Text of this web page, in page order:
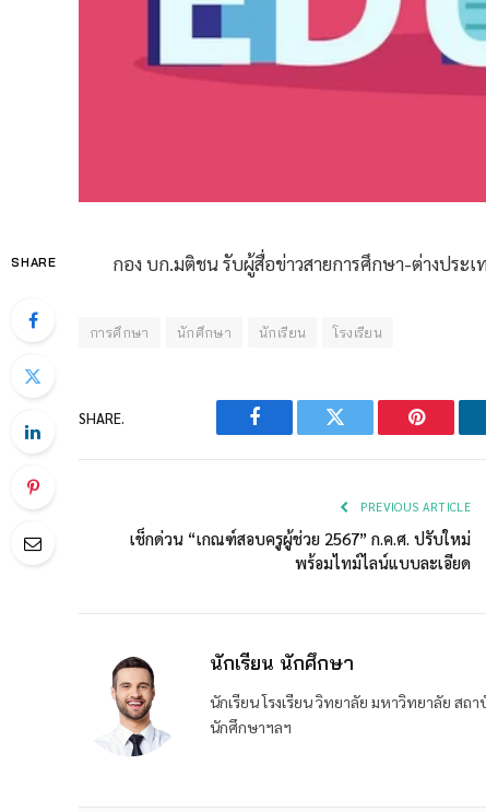
SHARE กอง บก.มติชน รับผู้สื่อข่าวสายการศึกษา-ต่างปร
การศึกษา นักศึกษา นักเรียน โรงเรียน
SHARE.
Facebook Twitter Pinterest
PREVIOUS ARTICLE
เช็กด่วน “เกณฑ์สอบครูผู้ช่วย 2567” ก.ค.ศ. ปรับใหม่
พร้อมไทม์ไลน์แบบละเอียด
นักเรียน นักศึกษา
นักเรียน โรงเรียน วิทยาลัย มหาวิทยาลัย ส
นักศึกษาฯลฯ